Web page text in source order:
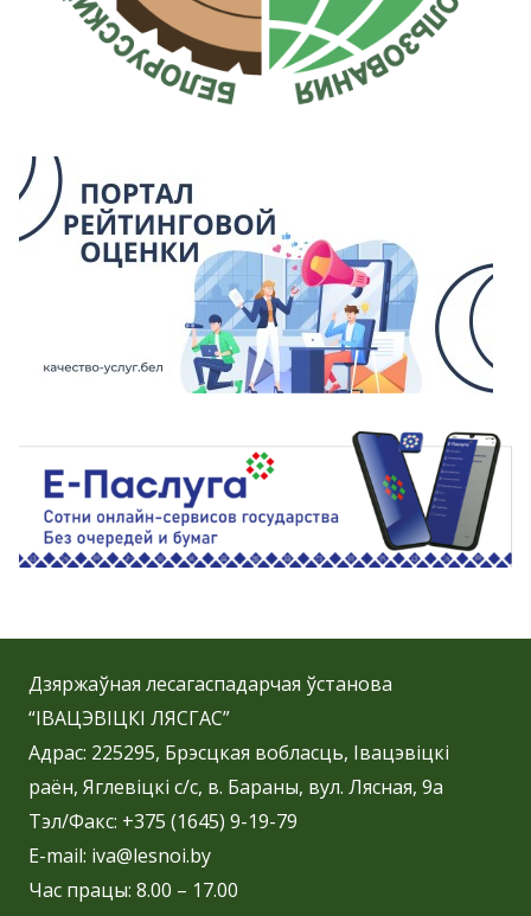
Дзяржаўная лесагаспадарчая ўстанова
“ІВАЦЭВІЦКІ ЛЯСГАС”
Адрас: 225295, Брэсцкая вобласць, Івацэвіцкі
раён, Яглевіцкі с/с, в. Бараны, вул. Лясная, 9а
Тэл/Факс: +375 (1645) 9-19-79
E-mail: iva@lesnoi.by
Час працы: 8.00 – 17.00